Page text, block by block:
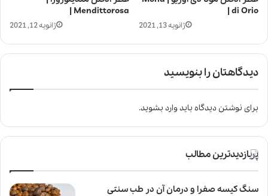
Mendittorosa |
ژانویه 12, 2021
di Orio |
ژانویه 13, 2021
دیدگاهتان را بنویسید
برای نوشتن دیدگاه بایدوارد بشوید.
پربازدیدترین مطالب
سنگ کیسه صفرا و درمان آن در طب سنتی